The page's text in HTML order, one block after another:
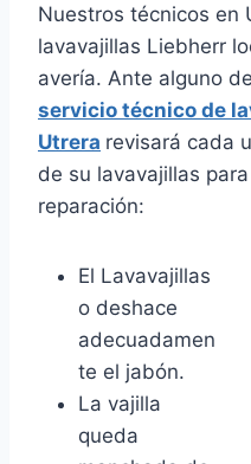
Nuestros técnicos en
lavavajillas Liebherr
avería. Ante alguno
servicio técnico de
Utrera revisará cada
de su lavavajillas
reparación:
El Lavavajillas
o deshace
adecuadamen
te el jabón.
La vajilla
queda